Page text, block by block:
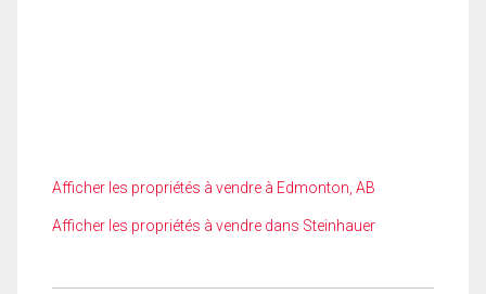
Afficher les propriétés à vendre à Edmonton, AB
Afficher les propriétés à vendre dans Steinhauer